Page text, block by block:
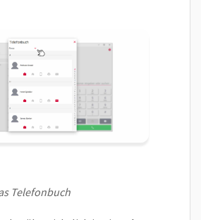
Telefonbuch